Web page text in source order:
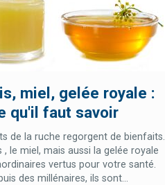
miel, gelée royale :
qu'il faut savoir
de la ruche regorgent de bienfaits.
, le miel, mais aussi la gelée royale
vertus pour votre santé.
des millénaires, ils sont...